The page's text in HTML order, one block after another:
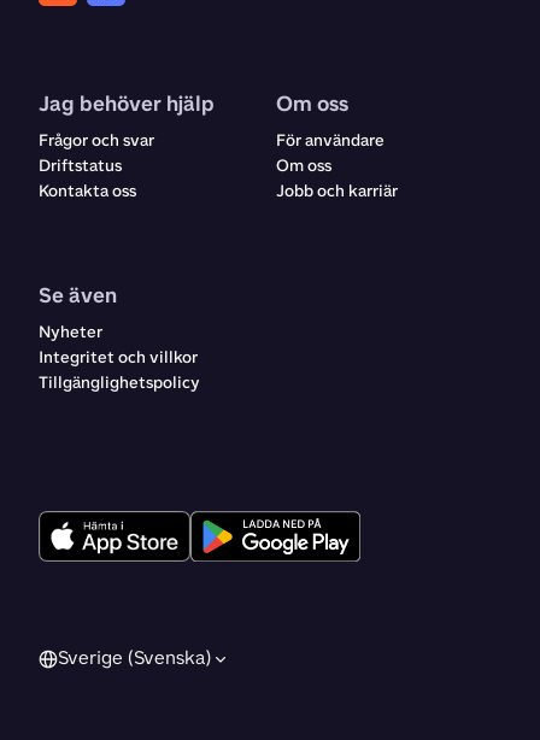
Jag behöver hjälp
Frågor och svar
Driftstatus
Kontakta oss
Om oss
För användare
Om oss
Jobb och karriär
Se även
Nyheter
Integritet och villkor
Tillgänglighetspolicy
Sverige (Svenska)